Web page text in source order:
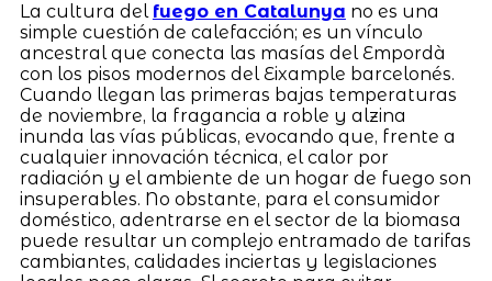
La cultura del fuego en Catalunya no es una
simple cuestión de calefacción; es un vínculo
ancestral que conecta las masías del Empordà
con los pisos modernos del Eixample barcelonés.
Cuando llegan las primeras bajas temperaturas
de noviembre, la fragancia a roble y alzina
inunda las vías públicas, evocando que, frente a
cualquier innovación técnica, el calor por
radiación y el ambiente de un hogar de fuego son
insuperables. No obstante, para el consumidor
doméstico, adentrarse en el sector de la biomasa
puede resultar un complejo entramado de tarifas
cambiantes, calidades inciertas y legislaciones